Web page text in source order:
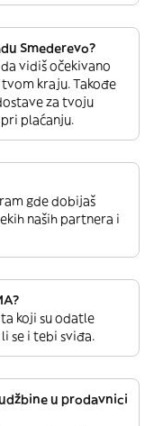
Smederevo?
vidiš očekivano
kraju. Takođe
za tvoju
plaćanju.
gde dobijaš
naših partnera i
koji su odatle
se i tebi sviđa.
u prodavnici